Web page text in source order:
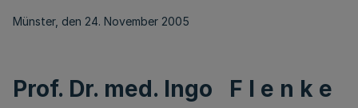
Münster, den 24. November 2005
Prof. Dr. med. Ingo F l e n k e